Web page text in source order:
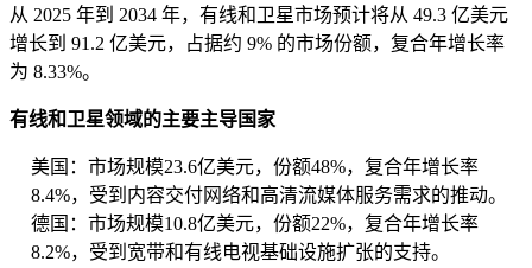
从 2025 年到 2034 年，有线和卫星市场预计将从 49.3 亿美元
增长到 91.2 亿美元，占据约 9% 的市场份额，复合年增长率
为 8.33%。
有线和卫星领域的主要主导国家
美国：市场规模23.6亿美元，份额48%，复合年增长率
8.4%，受到内容交付网络和高清流媒体服务需求的推动。
德国：市场规模10.8亿美元，份额22%，复合年增长率
8.2%，受到宽带和有线电视基础设施扩张的支持。